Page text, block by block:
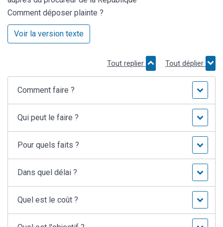
Comment déposer plainte ?
Voir la version texte
Tout replier Tout déplier
Comment faire ?
Qui peut le faire ?
Pour quels faits ?
Dans quel délai ?
Quel est le coût ?